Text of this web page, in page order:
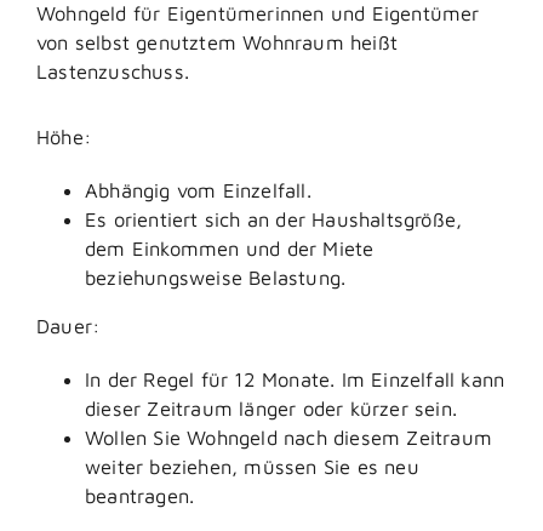
Wohngeld für Eigentümerinnen und Eigentümer
von selbst genutztem Wohnraum heißt
Lastenzuschuss.
Höhe:
Abhängig vom Einzelfall.
Es orientiert sich an der Haushaltsgröße,
dem Einkommen und der Miete
beziehungsweise Belastung.
Dauer:
In der Regel für 12 Monate. Im Einzelfall kann
dieser Zeitraum länger oder kürzer sein.
Wollen Sie Wohngeld nach diesem Zeitraum
weiter beziehen, müssen Sie es neu
beantragen.